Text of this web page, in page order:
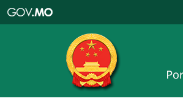
RAE
de
Macau